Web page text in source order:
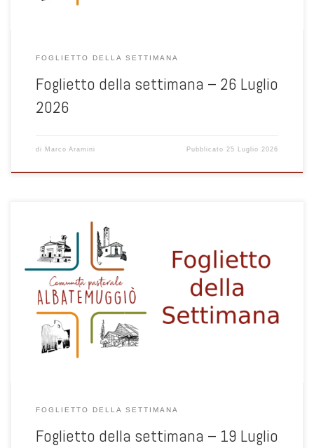
FOGLIETTO DELLA SETTIMANA
Foglietto della settimana – 26 Luglio
2026
di Marco Aramini Pubblicato25 Luglio 2026
FOGLIETTO DELLA SETTIMANA
Foglietto della settimana – 19 Luglio